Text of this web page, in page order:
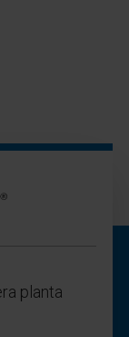
planta